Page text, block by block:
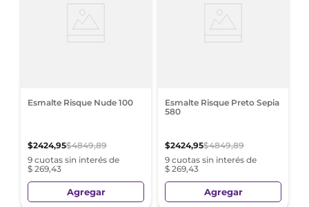
Esmalte Risque Nude 100
$2424,95$4849,89
9 cuotas sin interés de
$ 269,43
Agregar
Esmalte Risque Preto Sepia
580
$2424,95$4849,89
9 cuotas sin interés de
$ 269,43
Agregar